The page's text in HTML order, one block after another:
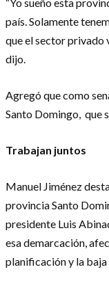
“Yo sueño esta
país. Solamente
que el sector privado
dijo.
Agregó que como
Santo Domingo, que
Trabajan juntos
Manuel Jiménez
provincia Santo
presidente Luis
esa demarcación,
planificación y la